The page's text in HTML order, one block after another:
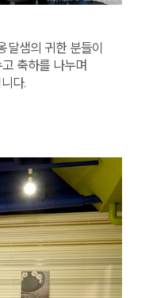
달샘의 귀한 분들이
축하를 나누며
다.